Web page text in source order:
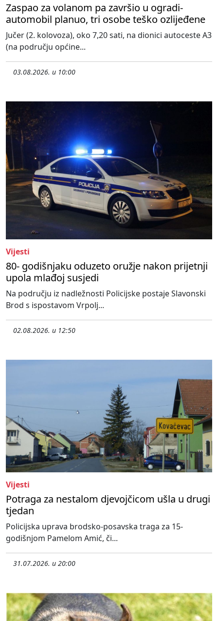
Zaspao za volanom pa završio u ogradi-
automobil planuo, tri osobe teško ozlijeđene
Jučer (2. kolovoza), oko 7,20 sati, na dionici autoceste A3
(na području općine...
03.08.2026. u 10:00
Vijesti
80- godišnjaku oduzeto oružje nakon prijetnji
upola mlađoj susjedi
Na području iz nadležnosti Policijske postaje Slavonski
Brod s ispostavom Vrpolj...
02.08.2026. u 12:50
Vijesti
Potraga za nestalom djevojčicom ušla u drugi
tjedan
Policijska uprava brodsko-posavska traga za 15-
godišnjom Pamelom Amić, či...
31.07.2026. u 20:00